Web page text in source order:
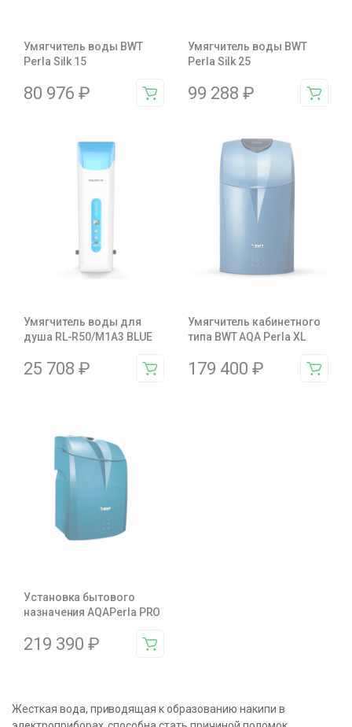
Умягчитель воды BWT
Perla Silk 15
80 976 ₽
Умягчитель воды BWT
Perla Silk 25
99 288 ₽
Умягчитель воды для
душа RL-R50/M1A3 BLUE
25 708 ₽
Умягчитель кабинетного
типа BWT AQA Perla XL
179 400 ₽
Установка бытового
назначения AQAPerla PRO
219 390 ₽
Жесткая вода, приводящая к образованию накипи в